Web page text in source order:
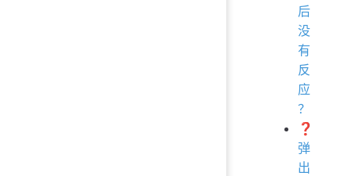
后
没
有
反
应
？
❓
弹
出